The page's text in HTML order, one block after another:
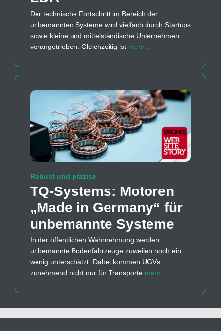
Der technische Fortschritt im Bereich der
unbemannten Systeme wird vielfach durch Startups
sowie kleine und mittelständische Unternehmen
vorangetrieben. Gleichzeitig ist mehr…
Robust und präzise
TQ-Systems: Motoren
„Made in Germany“ für
unbemannte Systeme
In der öffentlichen Wahrnehmung werden
unbemannte Bodenfahrzeuge zuweilen noch ein
wenig unterschätzt. Dabei kommen UGVs
zunehmend nicht nur für Transporte mehr…